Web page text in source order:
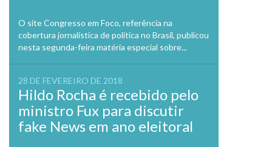
O site Congresso em Foco, referência na
cobertura jornalística de política no Brasil, publicou
nesta segunda-feira matéria especial sobre...
28 DE FEVEREIRO DE 2018
Hildo Rocha é recebido pelo
ministro Fux para discutir
fake News em ano eleitoral